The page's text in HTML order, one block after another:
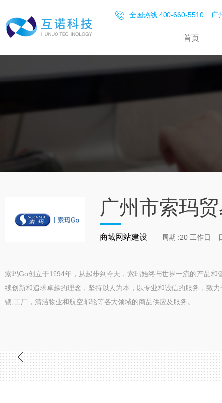
全国热线:400-660-5510 广
首页
广州市索玛
商城网站建设 周期 :20 工作日
索玛Go创立于1994年，从起步到今天，索玛始终与世界一流的产品和
续创新和追求卓越的理念，坚持以人为本，以专业和诚信的服务，致
锁,工厂，清洁物业和航空邮轮等各大领域的商品供应及服务。